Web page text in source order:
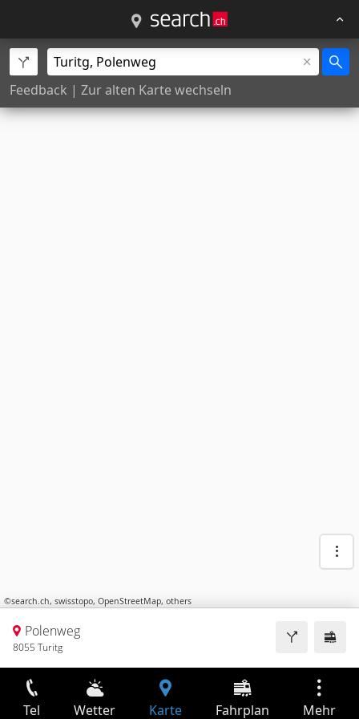
Feedback | Zur alten Karte wechseln
©search.ch, swisstopo, OpenStreetMap, others
Polenweg
8055 Turitg
Tel Wetter Karte Fahrplan Mehr